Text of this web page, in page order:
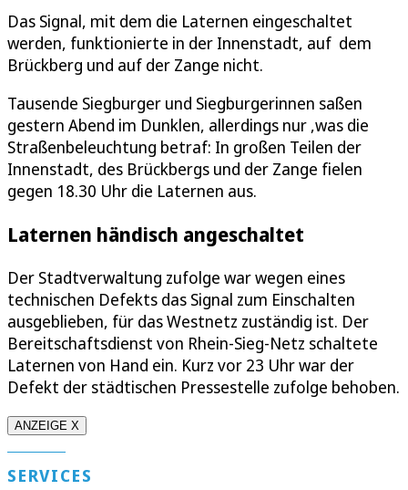
Das Signal, mit dem die Laternen eingeschaltet
werden, funktionierte in der Innenstadt, auf dem
Brückberg und auf der Zange nicht.
Tausende Siegburger und Siegburgerinnen saßen
gestern Abend im Dunklen, allerdings nur ,was die
Straßenbeleuchtung betraf: In großen Teilen der
Innenstadt, des Brückbergs und der Zange fielen
gegen 18.30 Uhr die Laternen aus.
Laternen händisch angeschaltet
Der Stadtverwaltung zufolge war wegen eines
technischen Defekts das Signal zum Einschalten
ausgeblieben, für das Westnetz zuständig ist. Der
Bereitschaftsdienst von Rhein-Sieg-Netz schaltete
Laternen von Hand ein. Kurz vor 23 Uhr war der
Defekt der städtischen Pressestelle zufolge behoben.
ANZEIGE X
SERVICES